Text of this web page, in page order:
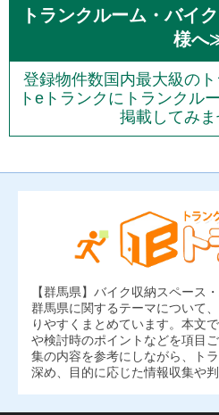
トランクルーム・バイ
様へ
登録物件数国内最大級の
トeトランクにトランクル
掲載してみま
【群馬県】バイク収納スペース
群馬県に関するテーマについて
りやすくまとめています。本文
や検討時のポイントなどを項目
集の内容を参考にしながら、ト
深め、目的に応じた情報収集や